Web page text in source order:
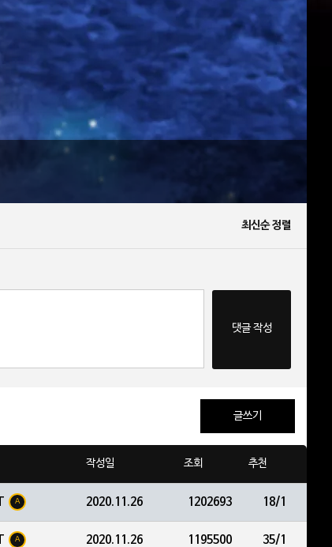
최신순 정렬
댓글 작성
글쓰기
작성일 조회 추천
A 2020.11.26 1202693 18/1
A 2020.11.26 1195500 35/1